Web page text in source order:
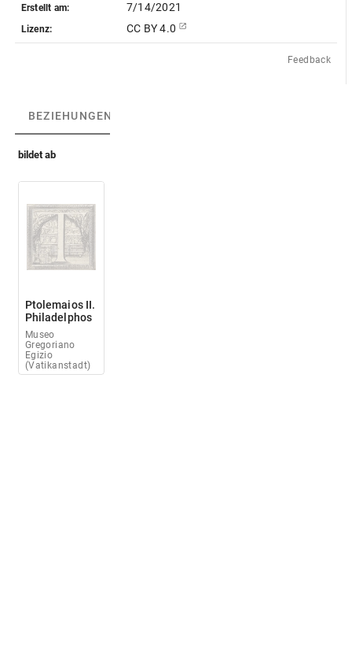
Erstellt am: 7/14/2021
Lizenz: CC BY 4.0
Feedback
BEZIEHUNGEN
bildet ab
Ptolemaios II.
Philadelphos
Museo
Gregoriano
Egizio
(Vatikanstadt)